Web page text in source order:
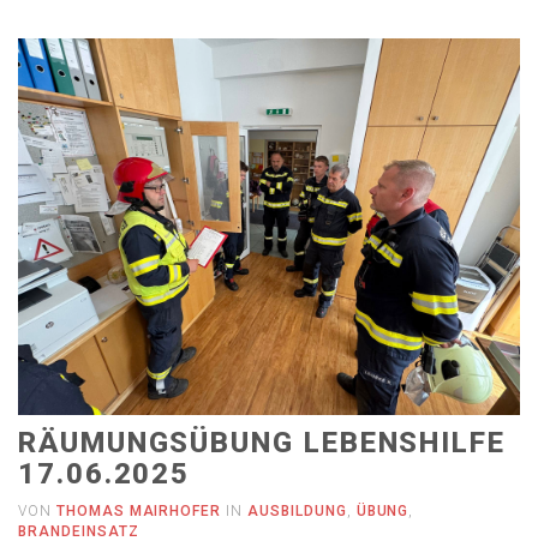
RÄUMUNGSÜBUNG LEBENSHILFE
17.06.2025
VON THOMAS MAIRHOFER IN AUSBILDUNG ÜBUNG
BRANDEINSATZ